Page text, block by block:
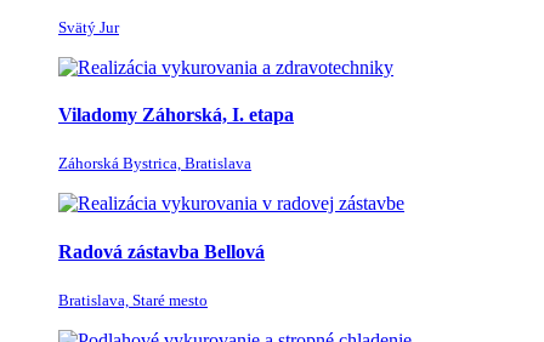
Svätý Jur
Viladomy Záhorská, I. etapa
Záhorská Bystrica, Bratislava
Radová zástavba Bellová
Bratislava, Staré mesto